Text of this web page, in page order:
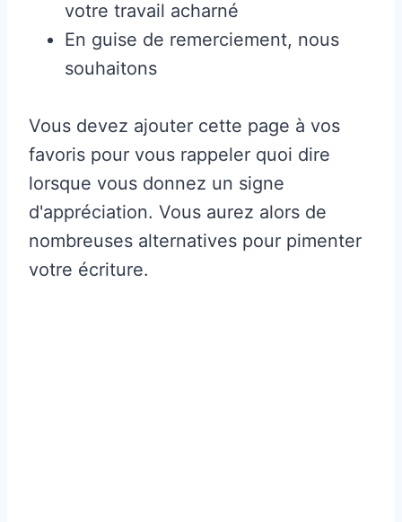
votre travail acharné
En guise de remerciement, nous
souhaitons
Vous devez ajouter cette page à vos
favoris pour vous rappeler quoi dire
lorsque vous donnez un signe
d'appréciation. Vous aurez alors de
nombreuses alternatives pour pimenter
votre écriture.